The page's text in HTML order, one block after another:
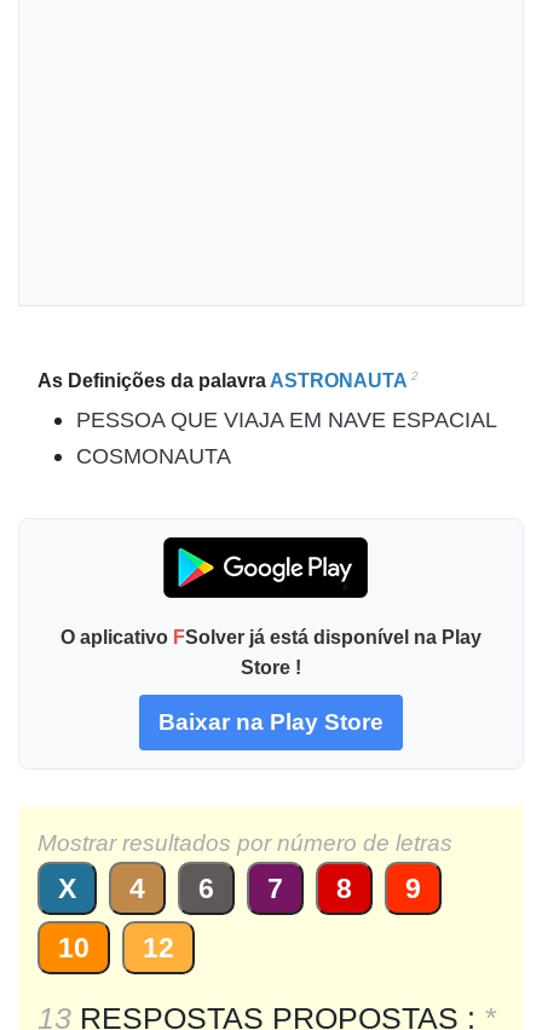
As Definições da palavra ASTRONAUTA 2
PESSOA QUE VIAJA EM NAVE ESPACIAL
COSMONAUTA
O aplicativo FSolver já está disponível na Play
Store !
Baixar na Play Store
Mostrar resultados por número de letras
X 4 6 7 8
9
10
12
13 RESPOSTAS PROPOSTAS : *